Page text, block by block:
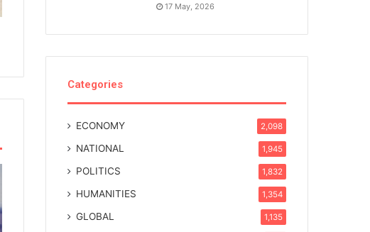
17 May, 2026
Categories
ECONOMY 2,098
NATIONAL 1,945
POLITICS 1,832
HUMANITIES 1,354
GLOBAL 1,135